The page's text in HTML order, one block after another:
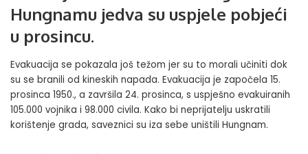
Hungnamu jedva su uspjele pobjeći
u prosincu.
Evakuacija se pokazala još težom jer su to morali učiniti dok
su se branili od kineskih napada. Evakuacija je započela 15.
prosinca 1950., a završila 24. prosinca, s uspješno evakuiranih
105.000 vojnika i 98.000 civila. Kako bi neprijatelju uskratili
korištenje grada, saveznici su iza sebe uništili Hungnam.